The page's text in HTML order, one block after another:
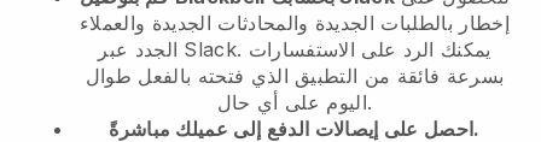
إخطار بالطلبات الجديدة والمحادثات الجديدة والعملاء
الجدد عبر Slack. يمكنك الرد على الاستفسارات
بسرعة فائقة من التطبيق الذي فتحته بالفعل طوال
اليوم على أي حال.
احصل على إيصالات الدفع إلى عميلك مباشرةً.